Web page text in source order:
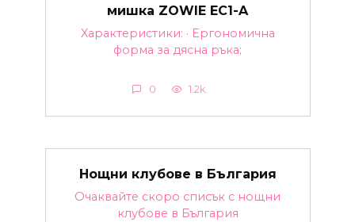
мишка ZOWIE EC1-A
Характеристики: · Ергономична
форма за дясна ръка;
0 1.2k.
Нощни клубове в България
Очаквайте скоро списък с нощни
клубове в България